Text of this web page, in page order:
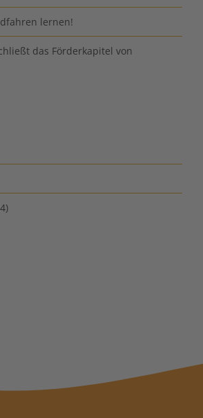
lernen!
das Förderkapitel von